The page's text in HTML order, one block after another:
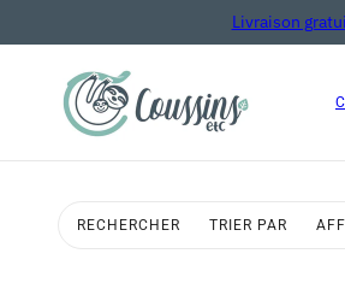
Livraison
RECHERCHER TRIER PAR